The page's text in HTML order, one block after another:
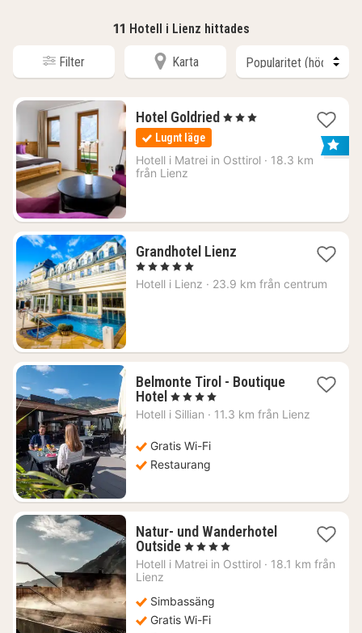
11 Hotell i Lienz hittades
Filter Karta
Hotel Goldried 1
1877
, 3 Stjärnor
Lugnt läge
Hotell i Matrei in Osttirol · 18.3 km
från Lienz
Grandhotel Lienz1
från
, 5 Stjärnor
Hotell i Lienz · 23.9 km från centrum
Belmonte Tirol - Boutique
Hotel 1
natt
2217
kr.
, 4 Stjärnor
Hotell i Sillian · 11.3 km från Lienz
Gratis Wi-Fi
Restaurang
Natur- und Wanderhotel
Outside1
natt
kr.
, 4 Stjärnor
Hotell i Matrei in Osttirol · 18.1 km från
Lienz
Simbassäng
Gratis Wi-Fi